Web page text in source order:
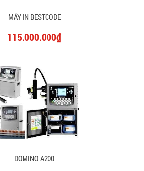
MÁY IN BESTCODE
115.000.000₫
DOMINO A200